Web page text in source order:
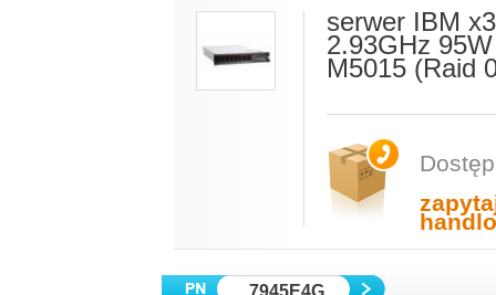
serwer IBM
2.93GHz
M5015 (Raid
7945E4G